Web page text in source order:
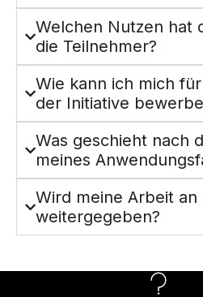
Welchen Nutzen hat
die Teilnehmer?
Wie kann ich mich
der Initiative
Was geschieht nach
meines
Wird meine Arbeit an
weitergegeben?